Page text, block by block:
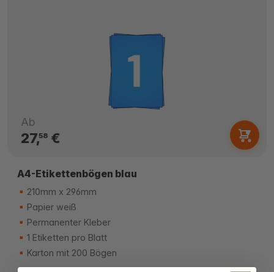
Ab
27,58€
A4-Etikettenbögen blau
210mm x 296mm
Papier weiß
Permanenter Kleber
1 Etiketten pro Blatt
Karton mit 200 Bögen